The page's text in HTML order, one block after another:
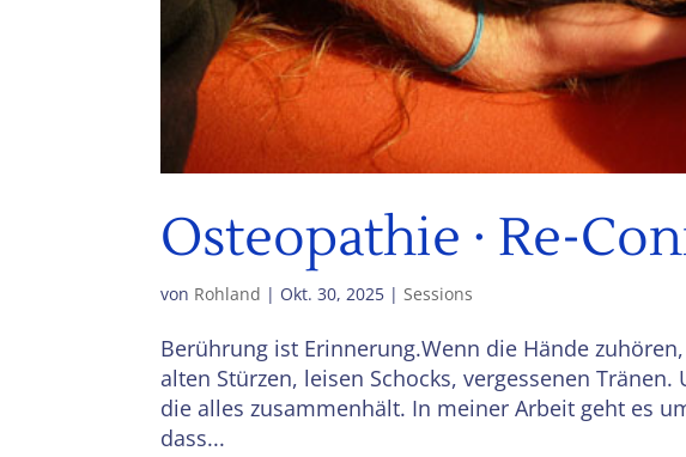
Osteopathie · Re-
von Rohland | Okt. 30, 2025 |Sessions
Berührung ist Erinnerung.Wenn die Hände
alten Stürzen, leisen Schocks, vergessenen
die alles zusammenhält. In meiner Arbeit geht es
dass...